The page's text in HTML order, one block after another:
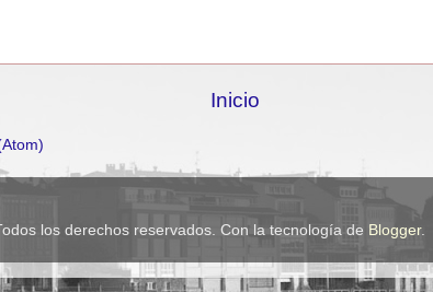
Inicio
los derechos reservados. Con la tecnología de Blogger.